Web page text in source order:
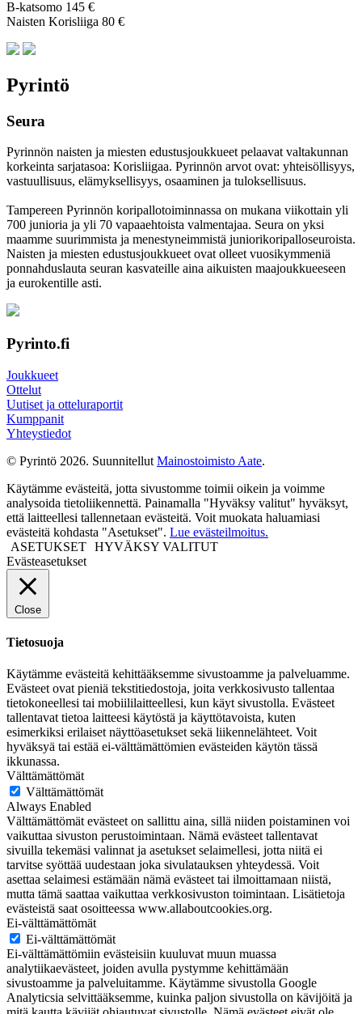
B-katsomo 145 €
Naisten Korisliiga 80 €
Pyrintö
Seura
Pyrinnön naisten ja miesten edustusjoukkueet pelaavat valtakunnan
korkeinta sarjatasoa: Korisliigaa. Pyrinnön arvot ovat: yhteisöl­lisyys,
vastuul­lisuus, elämyk­sellisyys, osaaminen ja tulok­sellisuus.
Tampereen Pyrinnön kori­pallo­toimin­nassa on mukana viikottain yli
700 junioria ja yli 70 vapaa­ehtoista valmen­tajaa. Seura on yksi
maamme suurim­mista ja menes­tyneim­mistä juni­ori­kori­pallo­seuroista.
Naisten ja miesten edustus­joukkueet ovat olleet vuosi­kymmeniä
ponnahdus­lauta seuran kasvateille aina aikuisten maa­joukkueeseen
ja euro­kentille asti.
Pyrinto.fi
Joukkueet
Ottelut
Uutiset ja otteluraportit
Kumppanit
Yhteystiedot
© Pyrintö 2026. Suunnitellut Mainostoimisto Aate.
Käytämme evästeitä, jotta sivustomme toimii oikein ja voimme
analysoida tietoliikennettä. Painamalla "Hyväksy valitut" hyväksyt,
että laitteellesi tallennetaan evästeitä. Voit muokata haluamiasi
evästeitä kohdasta "Asetukset". Lue evästeilmoitus.
ASETUKSET HYVÄKSY VALITUT
Evästeasetukset
Close
Tietosuoja
Käytämme evästeitä kehittääksemme sivustoamme ja palveluamme.
Evästeet ovat pieniä tekstitiedostoja, joita verkkosivusto tallentaa
tietokoneellesi tai mobiililaitteellesi, kun käyt sivustolla. Evästeet
tallentavat tietoa laitteesi käytöstä ja käyttötavoista, kuten
esimerkiksi erilaiset näyttöasetukset sekä liikennelähteet. Voit
hyväksyä tai estää ei-välttämättömien evästeiden käytön tässä
ikkunassa.
Välttämättömät
Välttämättömät
Always Enabled
Välttämättömät evästeet on sallittu aina, sillä niiden poistaminen voi
vaikuttaa sivuston perustoimintaan. Nämä evästeet tallentavat
sivuilla tekemäsi valinnat ja asetukset selaimellesi, jotta niitä ei
tarvitse syöttää uudestaan joka sivulatauksen yhteydessä. Voit
asettaa selaimesi estämään nämä evästeet tai ilmoittamaan niistä,
mutta tämä saattaa vaikuttaa verkkosivuston toimintaan. Lisätietoja
evästeistä saat osoitteessa www.allaboutcookies.org.
Ei-välttämättömät
Ei-välttämättömät
Ei-välttämättömiin evästeisiin kuuluvat muun muassa
analytiikaevästeet, joiden avulla pystymme kehittämään
sivustoamme ja palveluitamme. Käytämme sivustolla Google
Analyticsia selvittääksemme, kuinka paljon sivustolla on kävijöitä ja